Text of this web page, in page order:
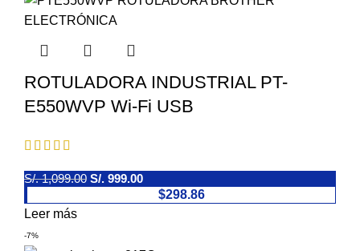
ROTULADORA INDUSTRIAL PT-
E550WVP Wi-Fi USB
S/.1,099.00 S/. 999.00
$298.86
Leer más
-7%